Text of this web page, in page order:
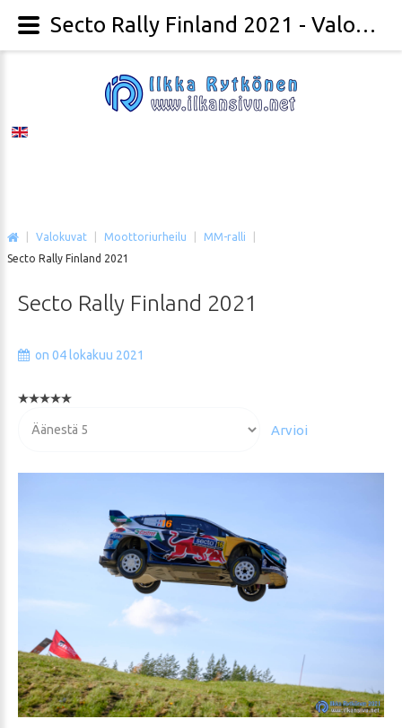
Valokuvat Moottoriurheilu MM-ralli
Secto Rally Finland 2021
Secto Rally Finland 2021
on 04 lokakuu 2021
arvioida
Secto Rally Finland 2021 - Valokuvaaja Ilkka Rytkönen